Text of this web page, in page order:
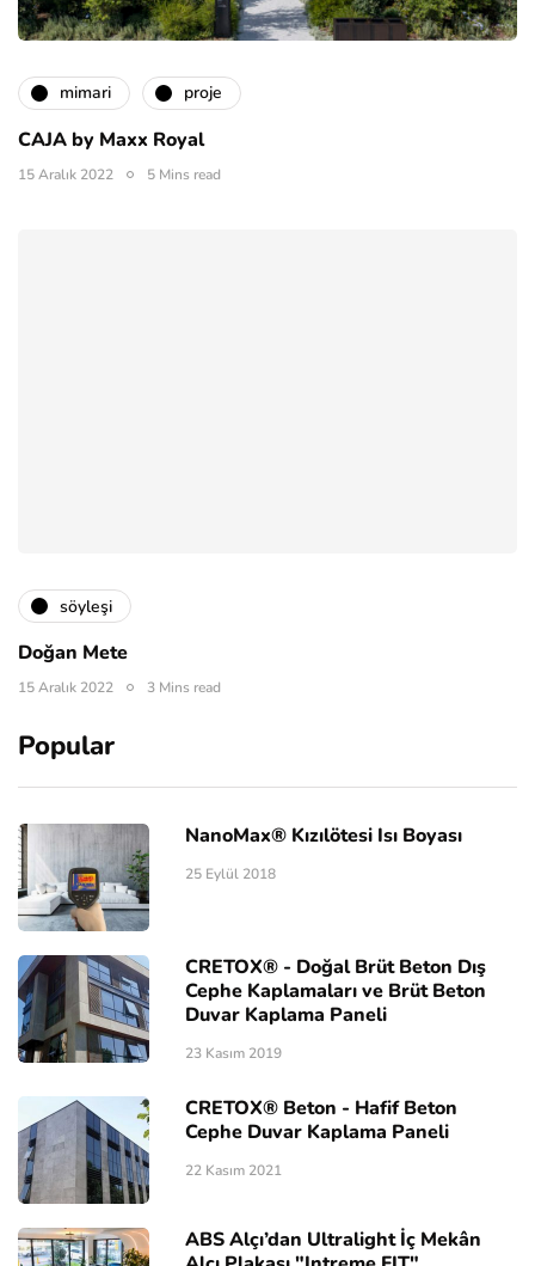
mimari proje
CAJA by Maxx Royal
15 Aralık 2022 5 Mins read
söyleşi
Doğan Mete
15 Aralık 2022 3 Mins read
Popular
NanoMax® Kızılötesi Isı Boyası
25 Eylül 2018
CRETOX® - Doğal Brüt Beton Dış
Cephe Kaplamaları ve Brüt Beton
Duvar Kaplama Paneli
23 Kasım 2019
CRETOX® Beton - Hafif Beton
Cephe Duvar Kaplama Paneli
22 Kasım 2021
ABS Alçı’dan Ultralight İç Mekân